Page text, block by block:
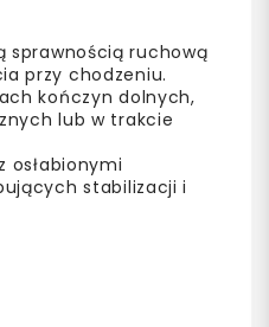
sprawnością ruchową
przy chodzeniu.
kończyn dolnych,
lub w trakcie
osłabionymi
stabilizacji i